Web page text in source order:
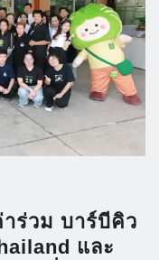
ร่วม บาร์บีคิว
และ